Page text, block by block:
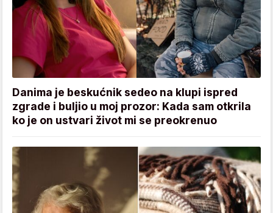
Danima je beskućnik sedeo na klupi ispred
zgrade i buljio u moj prozor: Kada sam otkrila
ko je on ustvari život mi se preokrenuo